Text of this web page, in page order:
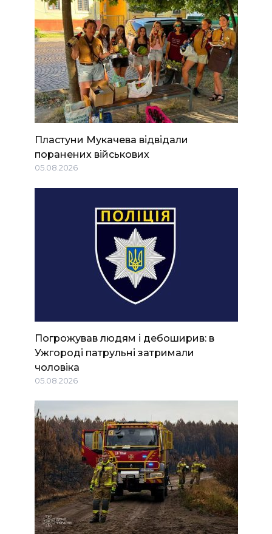
Пластуни Мукачева відвідали
поранених військових
05.08.2026
Погрожував людям і дебоширив: в
Ужгороді патрульні затримали
чоловіка
05.08.2026